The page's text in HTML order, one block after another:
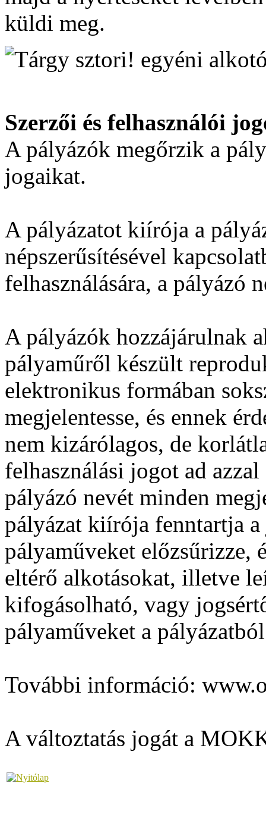
küldi meg.
Szerzői és felhasználói
A pályázók megőrzik a
jogaikat.
A pályázatot kiírója a
népszerűsítésével
felhasználására, a pályázó
A pályázók hozzájárulnak
pályaműről készült
elektronikus formában
megjelentesse, és ennek
nem kizárólagos, de
felhasználási jogot ad
pályázó nevét minden
pályázat kiírója fenntartja
pályaműveket előzsűrizze,
eltérő alkotásokat, illetve
kifogásolható, vagy
pályaműveket a
További információ:
A változtatás jogát a